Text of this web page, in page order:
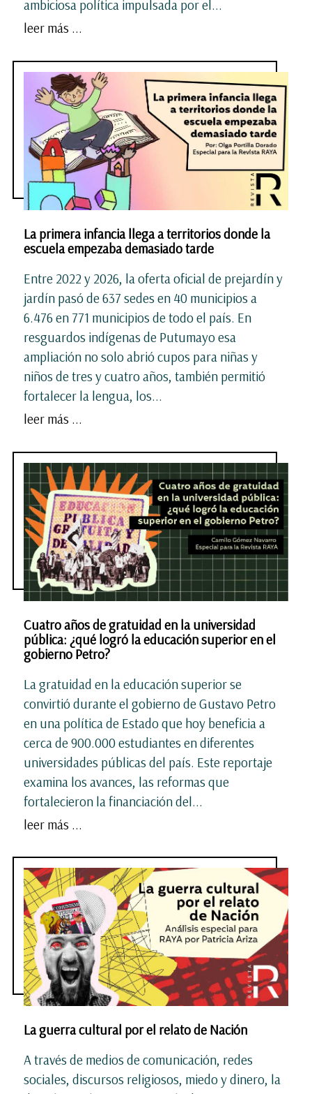
ambiciosa política impulsada por el...
leer más ...
La primera infancia llega a territorios donde la
escuela empezaba demasiado tarde
Entre 2022 y 2026, la oferta oficial de prejardín y
jardín pasó de 637 sedes en 40 municipios a
6.476 en 771 municipios de todo el país. En
resguardos indígenas de Putumayo esa
ampliación no solo abrió cupos para niñas y
niños de tres y cuatro años, también permitió
fortalecer la lengua, los...
leer más ...
Cuatro años de gratuidad en la universidad
pública: ¿qué logró la educación superior en el
gobierno Petro?
La gratuidad en la educación superior se
convirtió durante el gobierno de Gustavo Petro
en una política de Estado que hoy beneficia a
cerca de 900.000 estudiantes en diferentes
universidades públicas del país. Este reportaje
examina los avances, las reformas que
fortalecieron la financiación del...
leer más ...
La guerra cultural por el relato de Nación
A través de medios de comunicación, redes
sociales, discursos religiosos, miedo y dinero, la